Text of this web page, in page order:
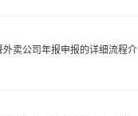
外卖公司年报申报的详细流程介